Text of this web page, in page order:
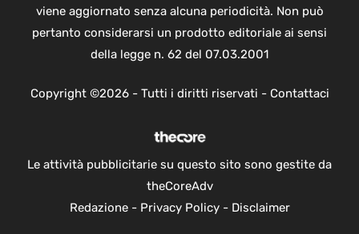
viene aggiornato senza alcuna periodicità. Non può
pertanto considerarsi un prodotto editoriale ai sensi
della legge n. 62 del 07.03.2001
Copyright ©2026 - Tutti i diritti riservati - Contattaci
Le attività pubblicitarie su questo sito sono gestite da
theCoreAdv
Redazione- Privacy Policy- Disclaimer